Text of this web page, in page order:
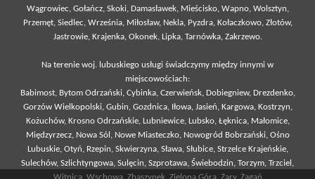
Wągrowiec, Gołańcz, Skoki, Damasławek, Mieścisko, Wapno, Wolsztyn,
Przemęt, Siedlec, Września, Miłosław, Nekla, Pyzdra, Kołaczkowo, Złotów,
Jastrowie, Krajenka, Okonek, Lipka, Tarnówka, Zakrzewo.
Na terenie woj. lubuskiego usługi świadczymy między innymi w
miejscowościach:
Babimost, Bytom Odrzański, Cybinka, Czerwieńsk, Dobiegniew, Drezdenko,
Gorzów Wielkopolski, Gubin, Gozdnica, Iłowa, Jasień, Kargowa, Kostrzyn,
Kożuchów, Krosno Odrzańskie, Lubniewice, Lubsko, Łęknica, Małomice,
Międzyrzecz, Nowa Sól, Nowe Miasteczko, Nowogród Bobrzański, Ośno
Lubuskie, Otyń, Rzepin, Skwierzyna, Sława, Słubice, Strzelce Krajeńskie,
Sulechów, Szlichtyngowa, Sulęcin, Szprotawa, Świebodzin, Torzym, Trzciel,